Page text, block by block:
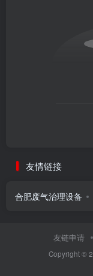
友情链接
合肥废气治理设备
友链申请
Copyright ©